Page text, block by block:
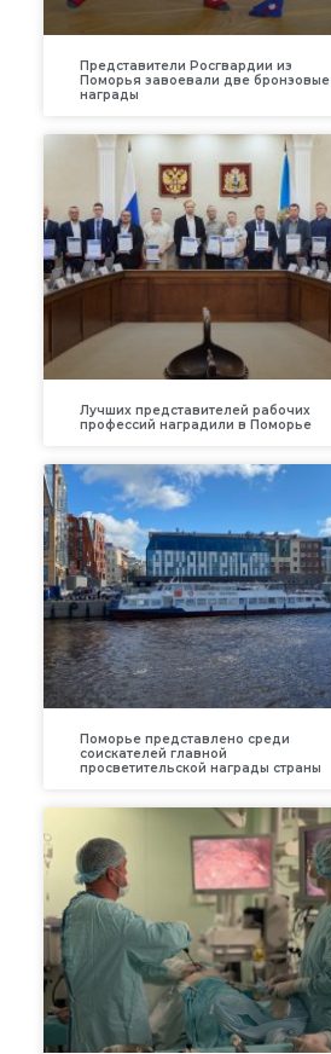
Представители Росгвардии из
Поморья завоевали две бронзовые
награды
Лучших представителей рабочих
профессий наградили в Поморье
Поморье представлено среди
соискателей главной
просветительской награды страны